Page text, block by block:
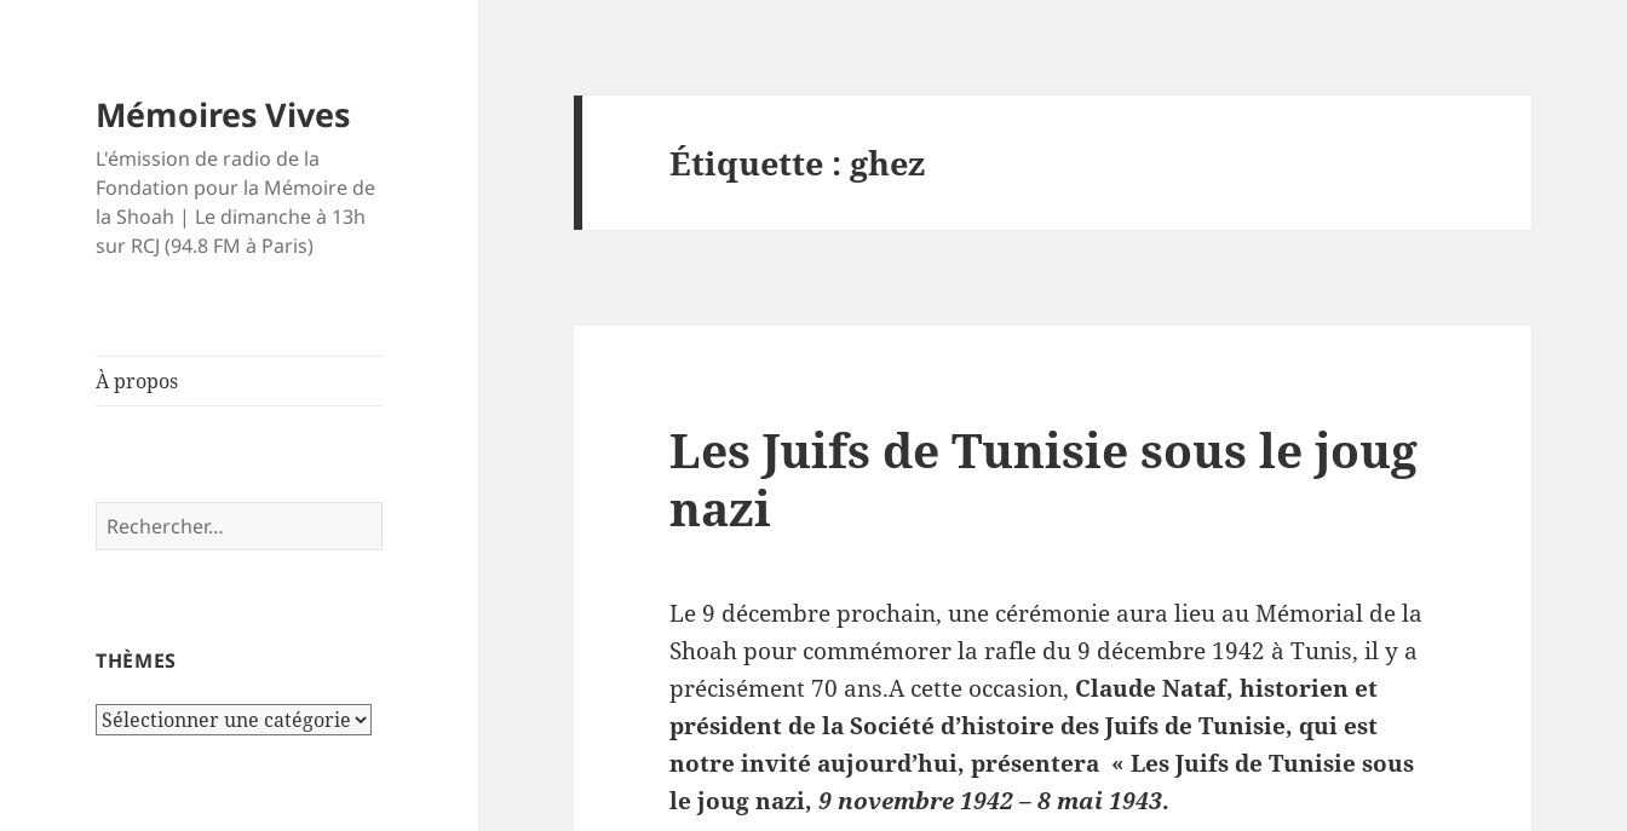
Mémoires Vives
L'émission de radio de la
Fondation pour la Mémoire de
la Shoah | Le dimanche à 13h
sur RCJ (94.8 FM à Paris)
À propos
Rechercher :
THÈMES
Thèmes
Étiquette : ghez
Les Juifs de Tunisie sous le joug
nazi
Le 9 décembre prochain, une cérémonie aura lieu au Mémorial de la
Shoah pour commémorer la rafle du 9 décembre 1942 à Tunis, il y a
précisément 70 ans.A cette occasion, Claude Nataf, historien et
président de la Société d’histoire des Juifs de Tunisie, qui est
notre invité aujourd’hui, présentera « Les Juifs de Tunisie sous
le joug nazi,9 novembre 1942 – 8 mai 1943.